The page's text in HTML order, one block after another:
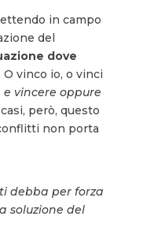
in campo
del
dove
O vinco io, o vinci
vincere oppure
però, questo
non porta
debba per forza
soluzione del